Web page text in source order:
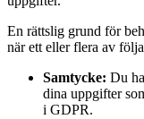
En rättslig grund för
när ett eller flera av
Samtycke: Du
dina uppgifter
i GDPR.